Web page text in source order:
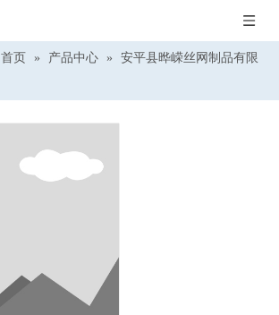
首页 » 产品中心 »
安平县晔嵘丝网制品有限